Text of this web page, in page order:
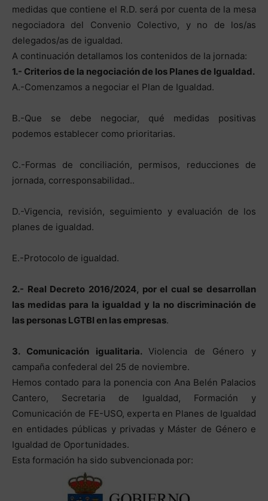
medidas que contiene el R.D. será por cuenta de la mesa
negociadora del Convenio Colectivo, y no de los/as
delegados/as de igualdad.
A continuación detallamos los contenidos de la jornada:
1.- Criterios de la negociación de los Planes de Igualdad.
A.-Comenzamos a negociar el Plan de Igualdad.
B.-Que se debe negociar, qué medidas positivas
podemos establecer como prioritarias.
C.-Formas de conciliación, permisos, reducciones de
jornada, corresponsabilidad..
D.-Vigencia, revisión, seguimiento y evaluación de los
planes de igualdad.
E.-Protocolo de igualdad.
2.- Real Decreto 2016/2024, por el cual se desarrollan
las medidas para la igualdad y la no discriminación de
las personas LGTBI en las empresas.
3. Comunicación igualitaria. Violencia de Género y
campaña confederal del 25 de noviembre.
Hemos contado para la ponencia con Ana Belén Palacios
Cantero, Secretaria de Igualdad, Formación y
Comunicación de FE-USO, experta en Planes de Igualdad
en entidades públicas y privadas y Máster de Género e
Igualdad de Oportunidades.
Esta formación ha sido subvencionada por: